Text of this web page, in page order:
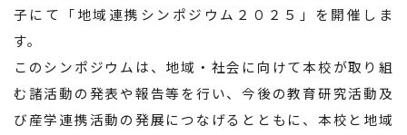
子にて「地域連携シンポジウム２０２５」を開催しま
す。
このシンポジウムは、地域・社会に向けて本校が取り組
む諸活動の発表や報告等を行い、今後の教育研究活動及
び産学連携活動の発展につなげるとともに、本校と地域